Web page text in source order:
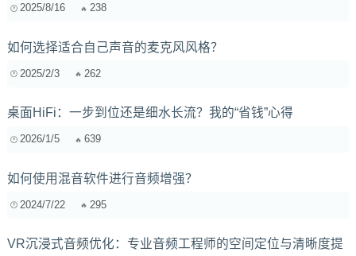
2025/8/16 238
如何选择适合自己声音的麦克风风格？
2025/2/3 262
桌面HiFi：一步到位还是细水长流？我的“省钱”心得
2026/1/5 639
如何使用混音软件进行音频增强？
2024/7/22 295
VR沉浸式音频优化：专业音频工程师的空间定位与清晰度提